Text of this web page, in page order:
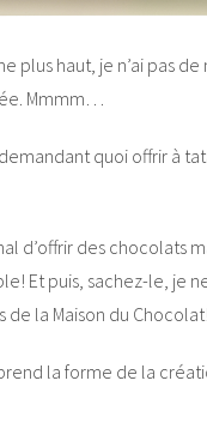
plus haut, je n’ai pas de
Mmmm…
quoi offrir à
d’offrir des chocolats
Et puis, sachez-le, je
la Maison du Chocolat!
la forme de la